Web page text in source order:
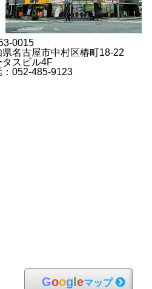
0015
県名古屋市中村区椿町18-22
タスビル4F
：052-485-9123
Googleマップ